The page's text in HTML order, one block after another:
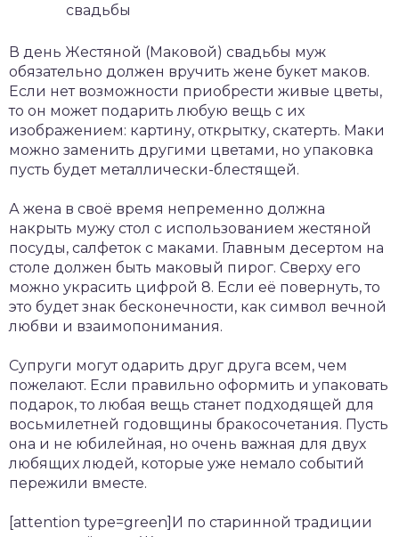
В день Жестяной (Маковой) свадьбы муж
обязательно должен вручить жене букет маков.
Если нет возможности приобрести живые цветы,
то он может подарить любую вещь с их
изображением: картину, открытку, скатерть. Маки
можно заменить другими цветами, но упаковка
пусть будет металлически-блестящей.
А жена в своё время непременно должна
накрыть мужу стол с использованием жестяной
посуды, салфеток с маками. Главным десертом на
столе должен быть маковый пирог. Сверху его
можно украсить цифрой 8. Если её повернуть, то
это будет знак бесконечности, как символ вечной
любви и взаимопонимания.
Супруги могут одарить друг друга всем, чем
пожелают. Если правильно оформить и упаковать
подарок, то любая вещь станет подходящей для
восьмилетней годовщины бракосочетания. Пусть
она и не юбилейная, но очень важная для двух
любящих людей, которые уже немало событий
пережили вместе.
[attention type=green]И по старинной традиции